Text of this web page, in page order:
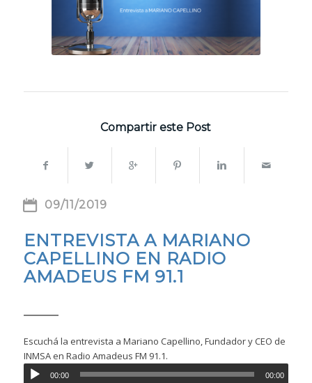
Compartir este Post
09/11/2019
ENTREVISTA A MARIANO
CAPELLINO EN RADIO
AMADEUS FM 91.1
Escuchá la entrevista a Mariano Capellino, Fundador y CEO de
INMSA en Radio Amadeus FM 91.1.
00:00 00:00